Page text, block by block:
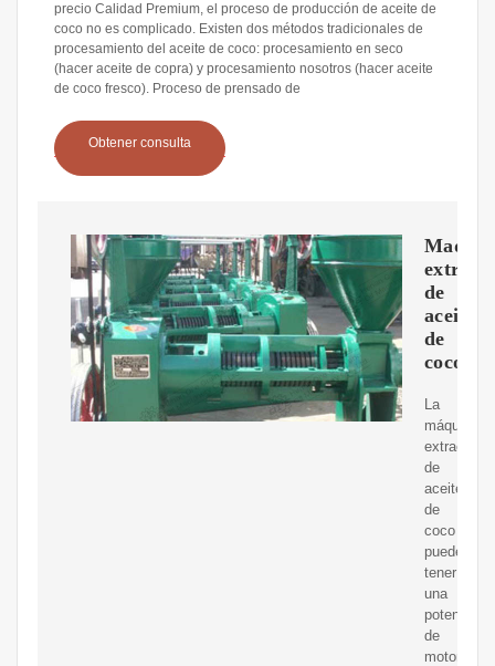
precio Calidad Premium, el proceso de producción de aceite de
coco no es complicado. Existen dos métodos tradicionales de
procesamiento del aceite de coco: procesamiento en seco
(hacer aceite de copra) y procesamiento nosotros (hacer aceite
de coco fresco). Proceso de prensado de
Obtener consulta
de
aceite
de
coco
La
máquina
extractora
de
aceite
de
coco
puede
tener
una
potencia
de
motor